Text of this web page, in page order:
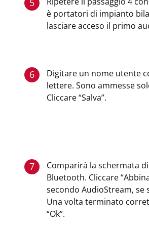
5
è portatori di impianto
lasciare acceso il primo
6
Digitare un nome utente
lettere. Sono ammesse
Cliccare “Salva”.
7
Comparirà la schermata
Bluetooth. Cliccare
secondo AudioStream,
Una volta terminato
“Ok”.